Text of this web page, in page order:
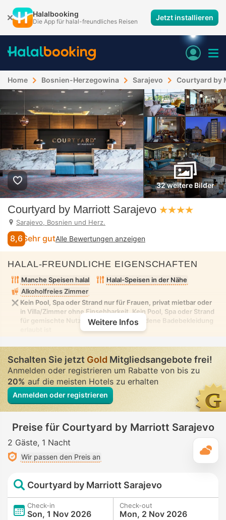
Halalbooking
Die App für halal-freundliches Reisen Jetzt installieren
Home Bosnien-Herzegowina Sarajevo Courtyard by
32 weitere Bilder
Courtyard by Marriott Sarajevo
Sarajevo, Bosnien und Herz.
8,6 Sehr gutAlle Bewertungen anzeigen
HALAL-FREUNDLICHE EIGENSCHAFTEN
Manche Speisen halal
Halal-Speisen in der Nähe
Alkoholfreies Zimmer
Kein Pool, Spa oder Strand nur für Frauen, privat mietbar oder
in Villa/Zimmer ohne Einsehbarkeit. Kein Pool, Spa oder Strand
für gemischte Nutzung, in dem bescheidene Badebekleidung
Weitere Infos
Schalten Sie jetztGold Mitgliedsangebote frei!
Anmelden oder registrieren um Rabatte von bis zu
20%auf die meisten Hotels zu erhalten
Anmelden oder registrieren
Preise für Courtyard by Marriott Sarajevo
2 Gäste 1 Nacht
Wir passen den Preis an
Courtyard by Marriott Sarajevo
Check-in
Son, 1 Nov 2026
Check-out
Mon, 2 Nov 2026